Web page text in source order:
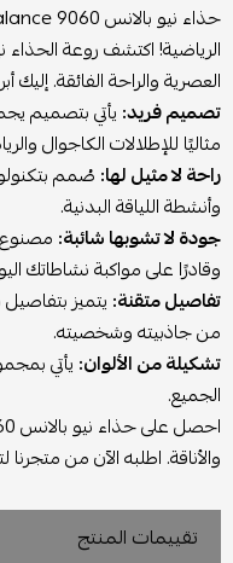
العصرية والراحة الفائقة. إليك
تصميم فريد: يأتي بتصميم
مثاليًا للإطلالات الكاجوال
راحة لا مثيل لها: صُمم
وأنشطة اللياقة البدنية.
جودة لا تشوبها شائبة: مصنوع
وقادرًا على مواكبة نشاطاتك
تفاصيل متقنة: يتميز
من جاذبيته وشخصيته.
تشكيلة من الألوان: يأتي
الجميع.
والأناقة. اطلبه الآن من
تقييمات المنتج